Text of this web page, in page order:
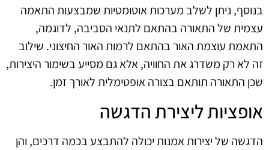
בנוסף, ניתן לשלב מערכות אוטומטיות שמבצעות התאמה
עצמית של התאורה בהתאם לתנאי הסביבה, לדוגמה,
התאמת עוצמת האור בהתאם לרמות האור החיצוני. שילוב
זה לא רק משדרג את החוויה, אלא גם מסייע בשימור היצירות,
שכן התאורה תותאם בצורה אופטימלית לאורך זמן.
אופציות ליצירת הדגשה
הדגשה של יצירות אמנות יכולה להתבצע בכמה דרכים, והן